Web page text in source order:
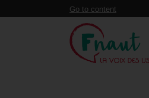
Panneau de gestion des cookies
Go to content